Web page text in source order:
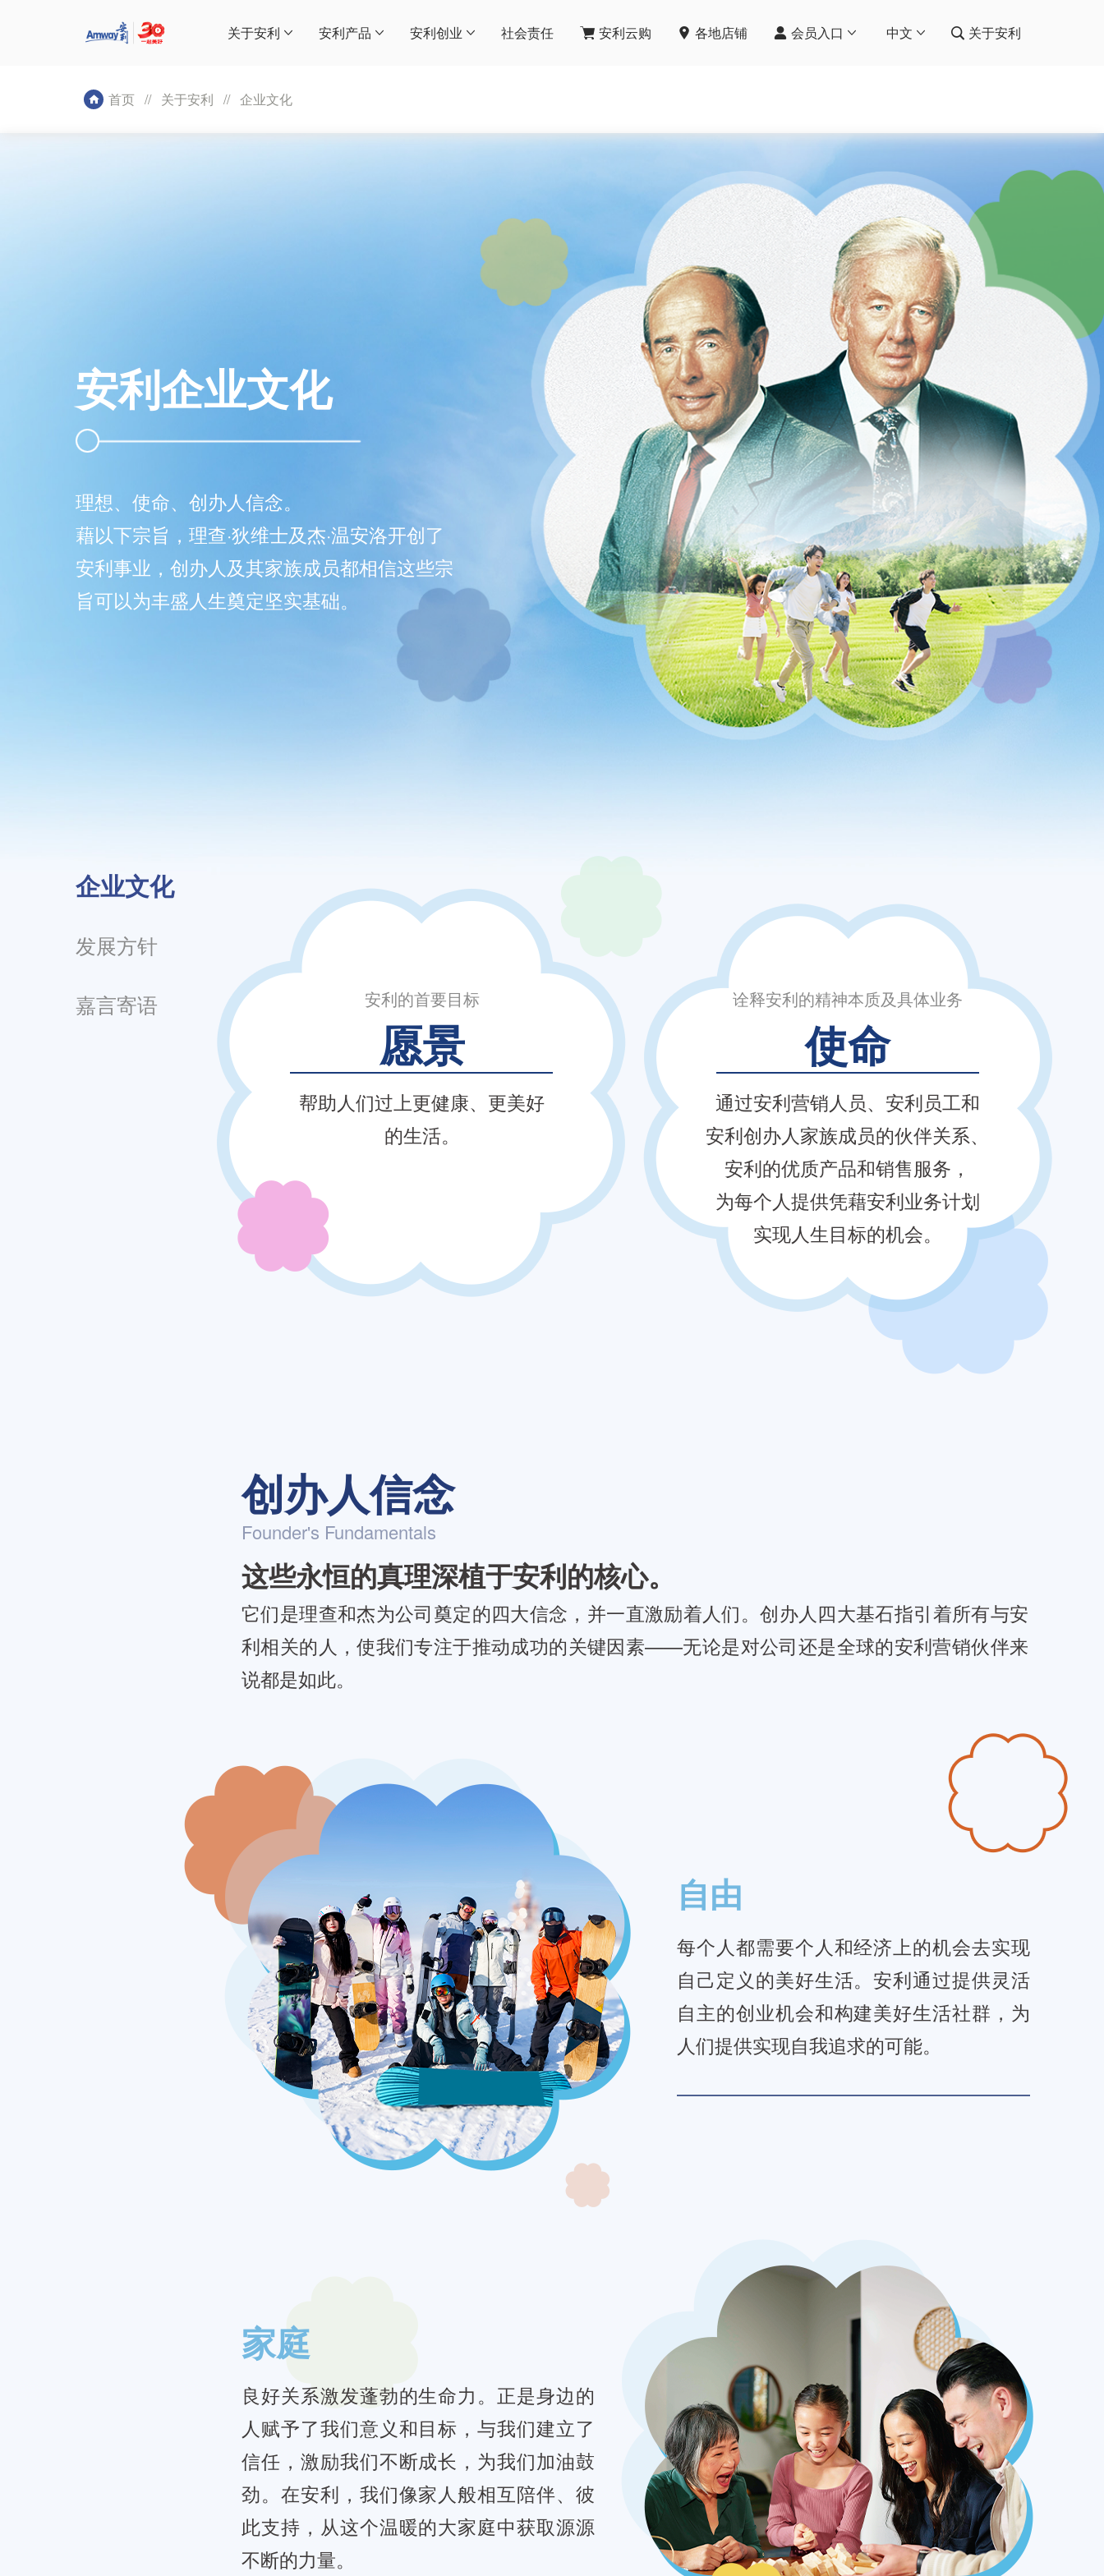
关于安利 安利产品 安利创业 社会责任 安利云购 各地店铺 会员入口 中文 关于安利
首页 // 关于安利 // 企业文化
安利企业文化
理想、使命、创办人信念。
藉以下宗旨，理查·狄维士及杰·温安洛开创了
安利事业，创办人及其家族成员都相信这些宗
旨可以为丰盛人生奠定坚实基础。
企业文化
发展方针
嘉言寄语
安利的首要目标
愿景
帮助人们过上更健康、更美好
的生活。
诠释安利的精神本质及具体业务
使命
通过安利营销人员、安利员工和
安利创办人家族成员的伙伴关系、
安利的优质产品和销售服务，
为每个人提供凭藉安利业务计划
实现人生目标的机会。
创办人信念
Founder's Fundamentals
这些永恒的真理深植于安利的核心。
它们是理查和杰为公司奠定的四大信念，并一直激励着人们。创办人四大基石指引着所有与安
利相关的人，使我们专注于推动成功的关键因素——无论是对公司还是全球的安利营销伙伴来
说都是如此。
自由
每个人都需要个人和经济上的机会去实现
自己定义的美好生活。安利通过提供灵活
自主的创业机会和构建美好生活社群，为
人们提供实现自我追求的可能。
家庭
良好关系激发蓬勃的生命力。正是身边的
人赋予了我们意义和目标，与我们建立了
信任，激励我们不断成长，为我们加油鼓
劲。在安利，我们像家人般相互陪伴、彼
此支持，从这个温暖的大家庭中获取源源
不断的力量。